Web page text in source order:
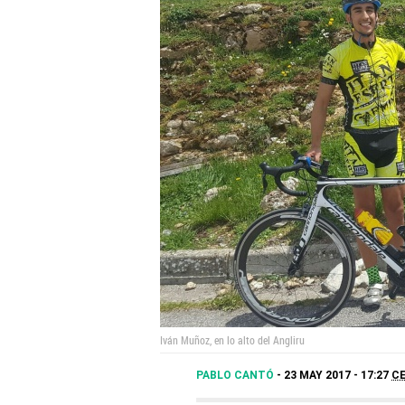
Iván Muñoz, en lo alto del Angliru
PABLO CANTÓ 23 MAY 2017 - 17:27